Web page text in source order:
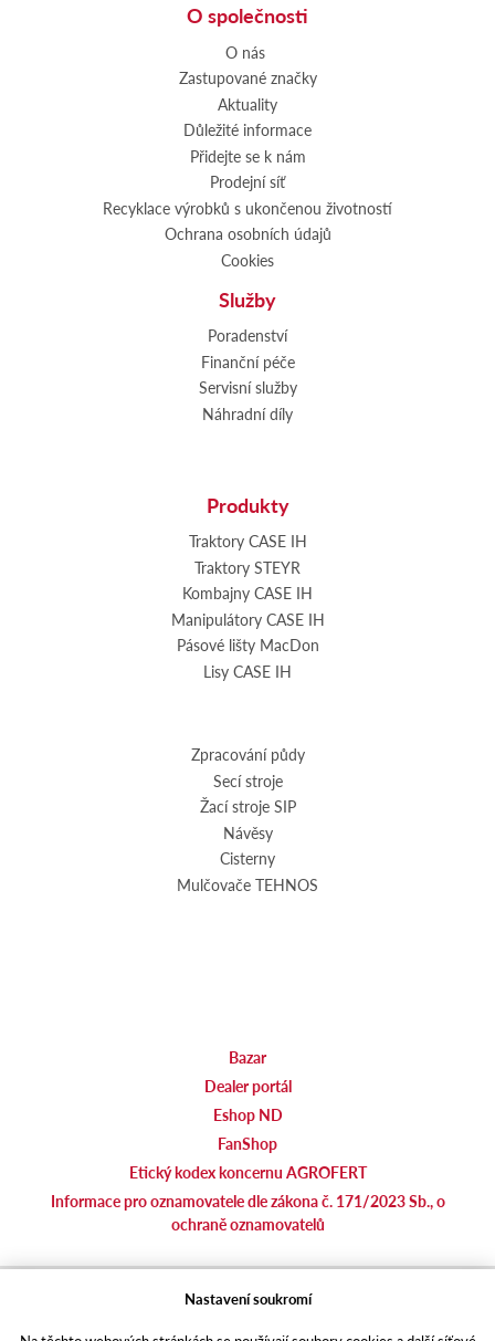
O společnosti
O nás
Zastupované značky
Aktuality
Důležité informace
Přidejte se k nám
Prodejní síť
Recyklace výrobků s ukončenou životností
Ochrana osobních údajů
Cookies
Služby
Poradenství
Finanční péče
Servisní služby
Náhradní díly
Produkty
Traktory CASE IH
Traktory STEYR
Kombajny CASE IH
Manipulátory CASE IH
Pásové lišty MacDon
Lisy CASE IH
Zpracování půdy
Secí stroje
Žací stroje SIP
Návěsy
Cisterny
Mulčovače TEHNOS
Bazar
Dealer portál
Eshop ND
FanShop
Etický kodex koncernu AGROFERT
Informace pro oznamovatele dle zákona č. 171/2023 Sb., o
ochraně oznamovatelů
agrotec.cz
Nastavení soukromí